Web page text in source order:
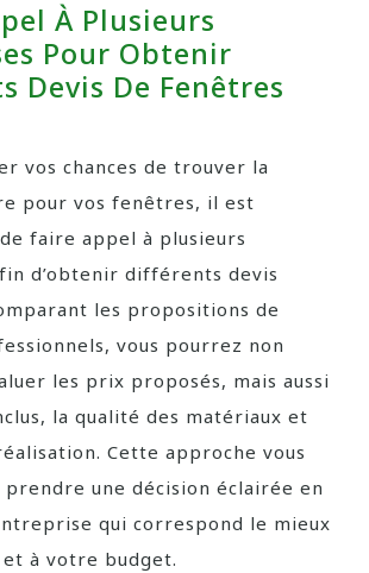
À Plusieurs
Pour Obtenir
Devis De Fenêtres
vos chances de trouver la
pour vos fenêtres, il est
faire appel à plusieurs
d’obtenir différents devis
les propositions de
vous pourrez non
les prix proposés, mais aussi
la qualité des matériaux et
Cette approche vous
une décision éclairée en
qui correspond le mieux
à votre budget.